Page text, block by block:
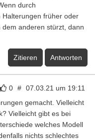
durch
Halterungen früher oder
anderen stürzt, dann
Zitieren Antworten
0 # 07.03.21 um 19:11
gemacht. Vielleicht
Vielleicht gibt es bei
welches Modell
nichts schlechtes